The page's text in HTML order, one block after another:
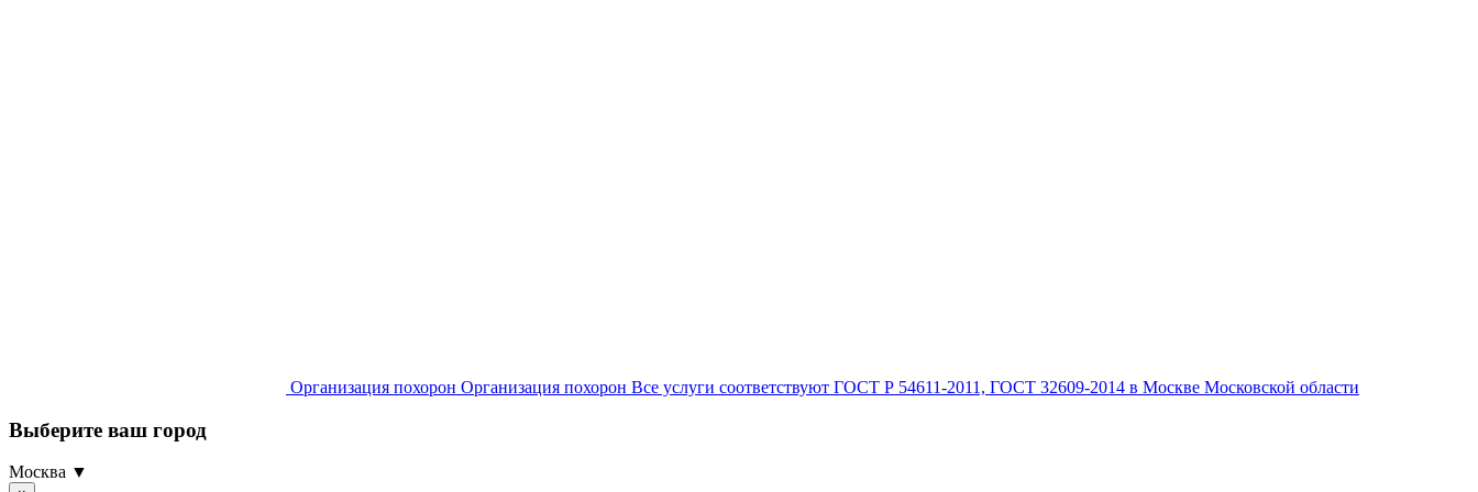
Организация похорон Организация похорон Все услуги соответствуют ГОСТ Р 54611-2011, ГОСТ 32609-2014 в Москве Московской области
Выберите ваш город
Москва ▼